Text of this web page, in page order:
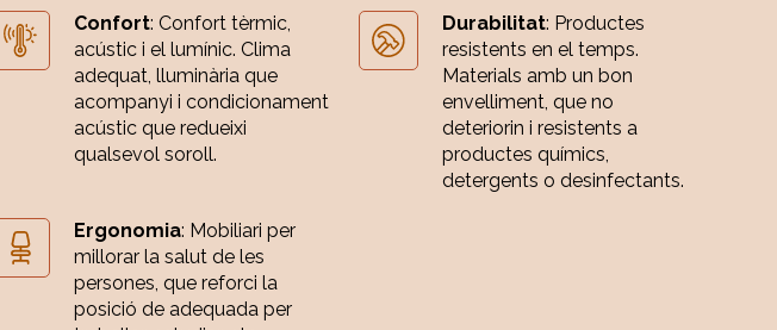
Confort: Confort tèrmic,
acústic i el lumínic. Clima
adequat, lluminària que
acompanyi i condicionament
acústic que redueixi
qualsevol soroll.
Durabilitat: Productes
resistents en el temps.
Materials amb un bon
envelliment, que no
deteriorin i resistents a
productes químics,
detergents o desinfectants.
Ergonomia: Mobiliari per
millorar la salut de les
persones, que reforci la
posició de adequada per